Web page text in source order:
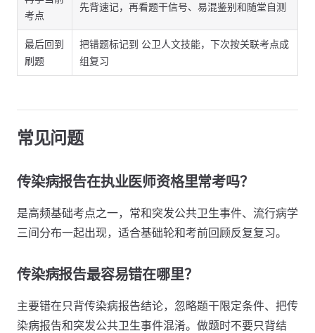
考点
先背速记，再看题干信号、易混鉴别和随堂自测
最后回到
刷题
把错题标记到 公卫人文技能，下次按关联考点成
组复习
常见问题
传染病报告在执业医师资格里常考吗？
是高频基础考点之一，常和突发公共卫生事件、流行病学
三间分布一起出现，适合基础轮和考前回顾反复复习。
传染病报告最容易错在哪里？
主要错在只背传染病报告结论，忽略题干限定条件、把传
染病报告和突发公共卫生事件混淆。做题时不要只背结